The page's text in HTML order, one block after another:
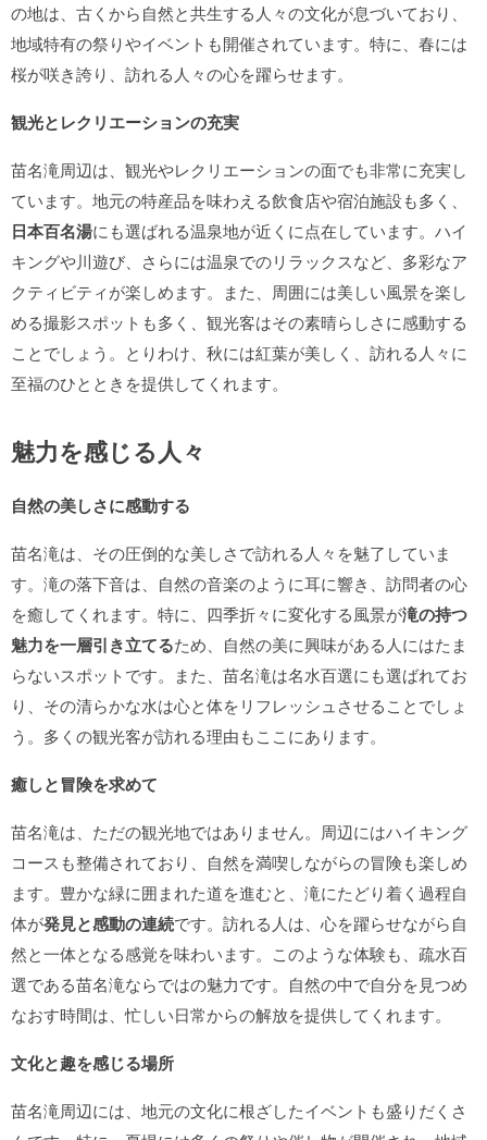
の地は、古くから自然と共生する人々の文化が息づいており、
地域特有の祭りやイベントも開催されています。特に、春には
桜が咲き誇り、訪れる人々の心を躍らせます。
観光とレクリエーションの充実
苗名滝周辺は、観光やレクリエーションの面でも非常に充実し
ています。地元の特産品を味わえる飲食店や宿泊施設も多く、
日本百名湯にも選ばれる温泉地が近くに点在しています。ハイ
キングや川遊び、さらには温泉でのリラックスなど、多彩なア
クティビティが楽しめます。また、周囲には美しい風景を楽し
める撮影スポットも多く、観光客はその素晴らしさに感動する
ことでしょう。とりわけ、秋には紅葉が美しく、訪れる人々に
至福のひとときを提供してくれます。
魅力を感じる人々
自然の美しさに感動する
苗名滝は、その圧倒的な美しさで訪れる人々を魅了していま
す。滝の落下音は、自然の音楽のように耳に響き、訪問者の心
を癒してくれます。特に、四季折々に変化する風景が滝の持つ
魅力を一層引き立てるため、自然の美に興味がある人にはたま
らないスポットです。また、苗名滝は名水百選にも選ばれてお
り、その清らかな水は心と体をリフレッシュさせることでしょ
う。多くの観光客が訪れる理由もここにあります。
癒しと冒険を求めて
苗名滝は、ただの観光地ではありません。周辺にはハイキング
コースも整備されており、自然を満喫しながらの冒険も楽しめ
ます。豊かな緑に囲まれた道を進むと、滝にたどり着く過程自
体が発見と感動の連続です。訪れる人は、心を躍らせながら自
然と一体となる感覚を味わいます。このような体験も、疏水百
選である苗名滝ならではの魅力です。自然の中で自分を見つめ
なおす時間は、忙しい日常からの解放を提供してくれます。
文化と趣を感じる場所
苗名滝周辺には、地元の文化に根ざしたイベントも盛りだくさ